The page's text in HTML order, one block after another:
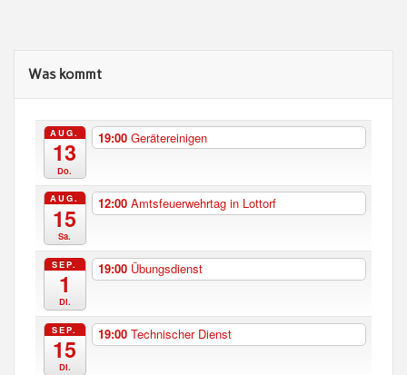
Was kommt
AUG.
13
Do.
19:00 Gerätereinigen
AUG.
15
Sa.
12:00 Amtsfeuerwehrtag in Lottorf
SEP.
1
Di.
19:00 Übungsdienst
SEP.
15
Di.
19:00 Technischer Dienst